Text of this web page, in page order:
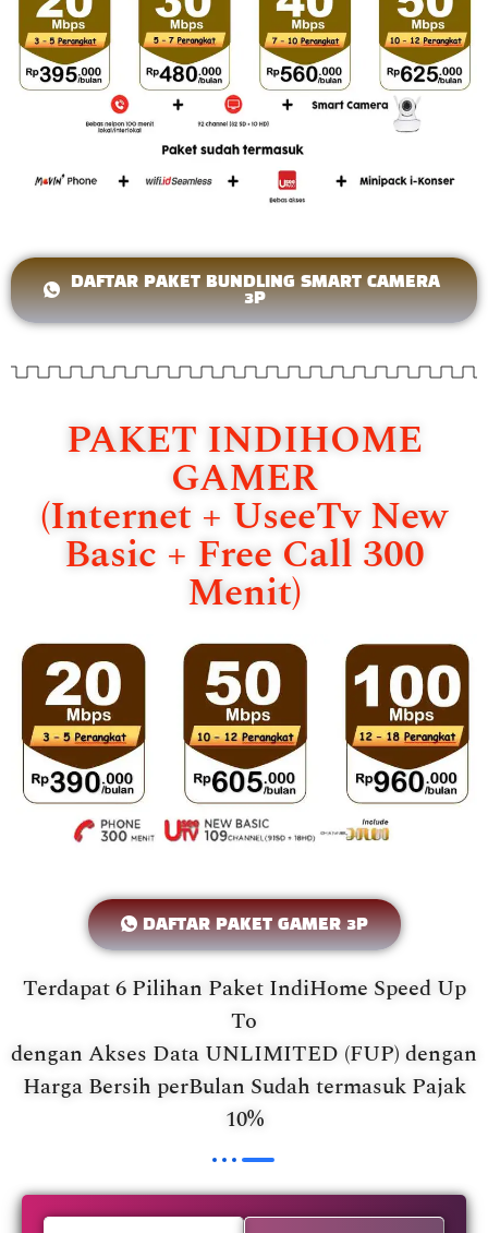
DAFTAR PAKET BUNDLING SMART CAMERA
3P
PAKET INDIHOME
GAMER
(Internet + UseeTv New
Basic + Free Call 300
Menit)
DAFTAR PAKET GAMER 3P
Terdapat 6 Pilihan Paket IndiHome Speed Up
To
dengan Akses Data UNLIMITED (FUP) dengan
Harga Bersih perBulan Sudah termasuk Pajak
10%